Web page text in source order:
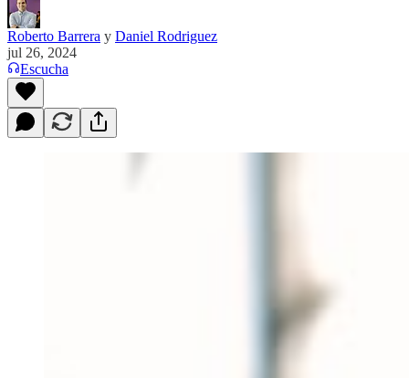
Roberto Barrera y Daniel Rodriguez
jul 26, 2024
Escucha